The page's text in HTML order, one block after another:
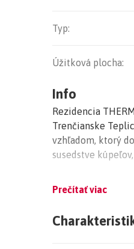
Typ:
Úžitková plocha:
Info
Rezidencia
Trenčianske
vzhľadom, ktorý
susedstve
Hlavný vstup
každému bytu
Prečítať viac